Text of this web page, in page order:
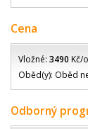
Cena
Vložné: 3490 Kč/
Oběd(y): Oběd
Odborný